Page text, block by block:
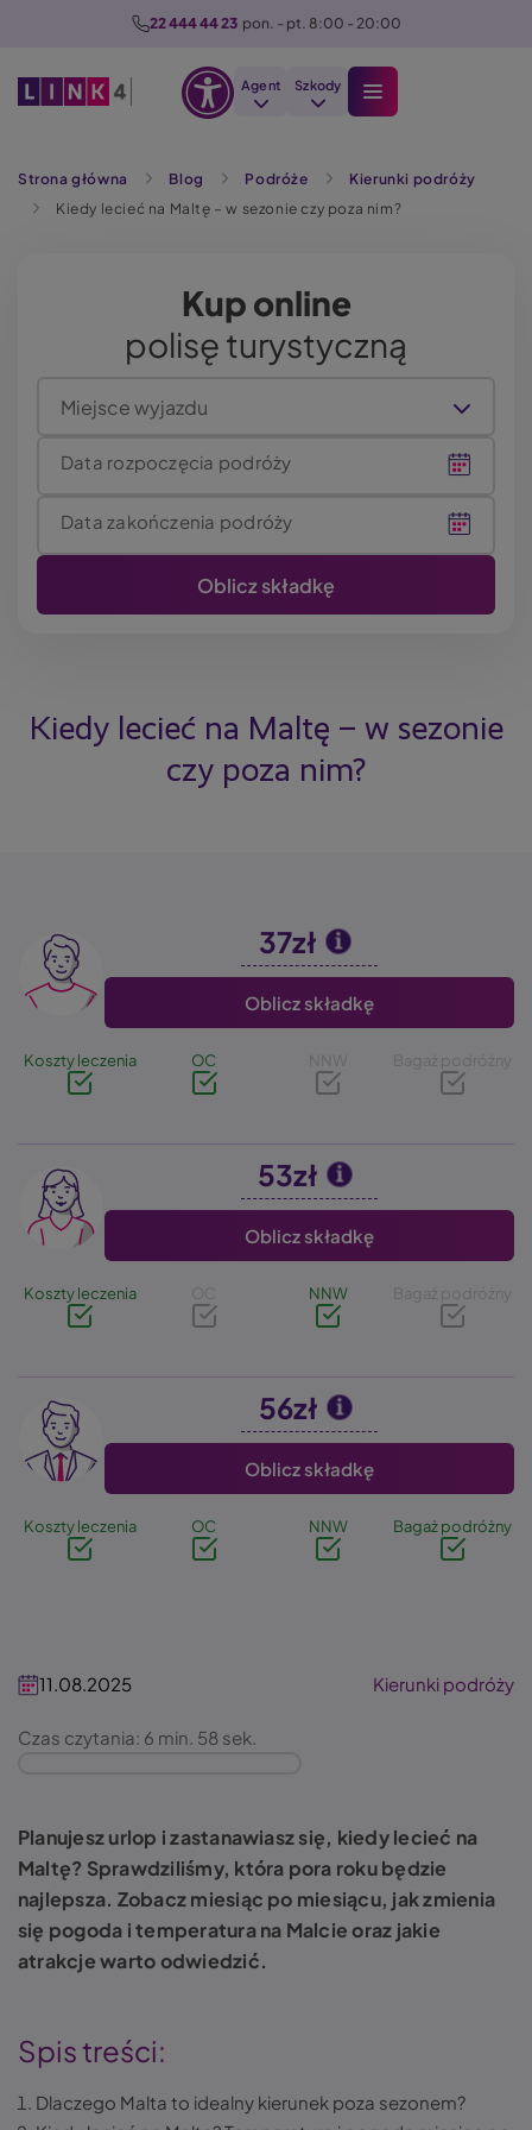
22 444 44 23 pon. - pt. 8:00 - 20:00
Agent Szkody
Strona główna Blog Podróże
Kierunki podróży
Kiedy lecieć na Maltę – w sezonie czy poza nim?
Kup online
polisę turystyczną
Miejsce wyjazdu
Data rozpoczęcia podróży
Data zakończenia podróży
Kiedy lecieć na Maltę – w sezonie
czy poza nim?
Image 37zł
Oblicz składkę
Koszty leczenia OC NNW Bagaż podróżny
Image 53zł
Oblicz składkę
Koszty leczenia NNW Bagaż podróżny
Image 56zł
Oblicz składkę
Koszty leczenia OC NNW Bagaż podróżny
11.08.2025 Kierunki podróży
Czas czytania: 6 min. 58 sek.
Planujesz urlop i zastanawiasz się, kiedy lecieć na
Maltę? Sprawdziliśmy, która pora roku będzie
najlepsza. Zobacz miesiąc po miesiącu, jak zmienia
się pogoda i temperatura na Malcie oraz jakie
atrakcje warto odwiedzić.
Spis treści:
Dlaczego Malta to idealny kierunek poza sezonem?